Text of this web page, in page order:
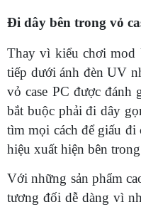
Đi dây bên trong vỏ
Thay vì kiểu chơi mod
tiếp dưới ánh đèn UV
vỏ case PC được đánh
bắt buộc phải đi dây
tìm mọi cách để giấu đi
hiệu xuất hiện bên
Với những sản phẩm
tương đối dễ dàng vì